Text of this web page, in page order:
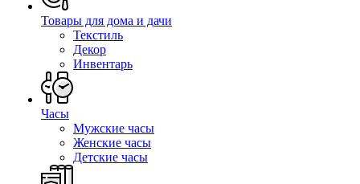
Товары для дома и дачи
Текстиль
Декор
Инвентарь
Часы
Мужские часы
Женские часы
Детские часы